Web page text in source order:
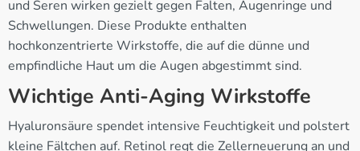
und Seren wirken gezielt gegen Falten, Augenringe und
Schwellungen. Diese Produkte enthalten
hochkonzentrierte Wirkstoffe, die auf die dünne und
empfindliche Haut um die Augen abgestimmt sind.
Wichtige Anti-Aging Wirkstoffe
Hyaluronsäure spendet intensive Feuchtigkeit und polstert
kleine Fältchen auf. Retinol regt die Zellerneuerung an und